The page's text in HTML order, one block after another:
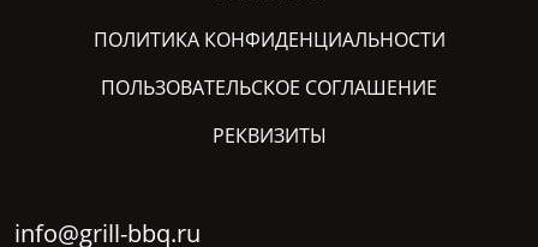
ПОЛИТИКА КОНФИДЕНЦИАЛЬНОСТИ
ПОЛЬЗОВАТЕЛЬСКОЕ СОГЛАШЕНИЕ
РЕКВИЗИТЫ
info@grill-bbq.ru